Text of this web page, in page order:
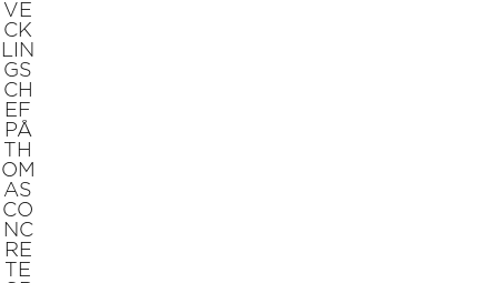
VE
CK
LIN
GS
CH
EF
PÅ
TH
OM
AS
CO
NC
RE
TE